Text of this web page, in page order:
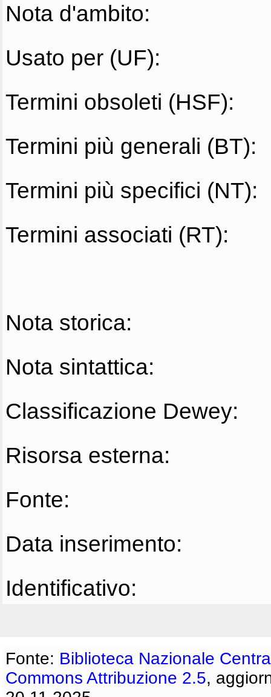
Nota d'ambito:
Usato per (UF):
Termini obsoleti (HSF):
Termini più generali (BT):
Termini più specifici (NT):
Termini associati (RT):
Nota storica:
Nota sintattica:
Classificazione Dewey:
Risorsa esterna:
Fonte:
Data inserimento:
Identificativo:
Fonte: Biblioteca Nazionale
Commons Attribuzione 2.5,